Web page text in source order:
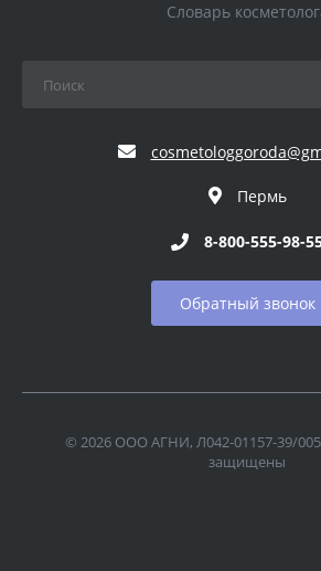
Словарь
Пермь
8-800-555-98-
Обратный звонок
© 2026 ООО АГНИ, Л042-01157-39/
защищены